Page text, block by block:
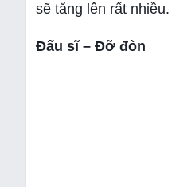
sẽ tăng lên rất
Đấu sĩ – Đỡ đòn